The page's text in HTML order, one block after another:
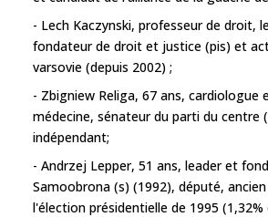
- Lech Kaczynski, professeur de droit,
fondateur de droit et justice (pis) et
varsovie (depuis 2002) ;
- Zbigniew Religa, 67 ans, cardiologue
médecine, sénateur du parti du centre
indépendant;
- Andrzej Lepper, 51 ans, leader et
Samoobrona (s) (1992), député,
l'élection présidentielle de 1995